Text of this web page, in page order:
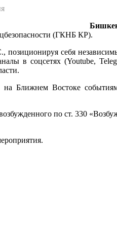
(ГКНБ КР).
себя
в соцсетях (Youtube,
Ближнем Востоке
по ст. 330